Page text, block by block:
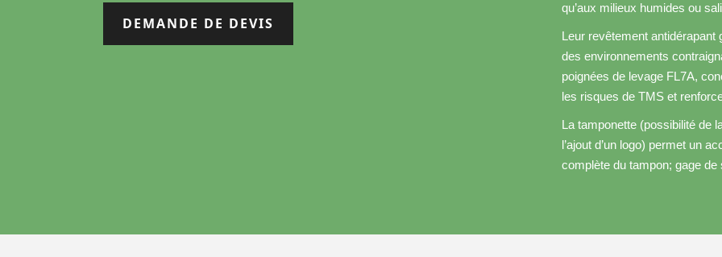
DEMANDE DE DEVIS
qu’aux milieux humides ou
Leur revêtement
des environnements
poignées de levage FL7A,
les risques de TMS et
La tamponette (possibilité de
l’ajout d’un logo) permet un
complète du tampon; gage